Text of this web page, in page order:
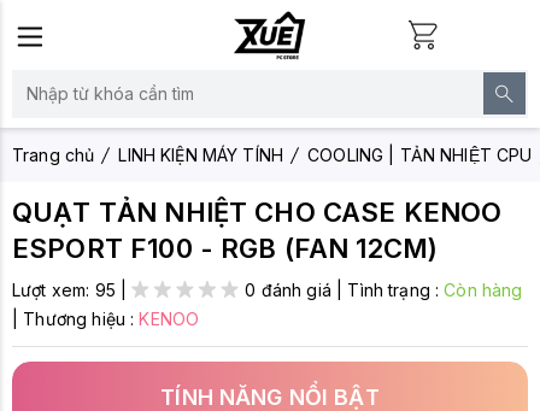
Trang chủ LINH KIỆN MÁY TÍNH COOLING | TẢN NHIỆT CPU
QUẠT TẢN NHIỆT CHO CASE KENOO
ESPORT F100 - RGB (FAN 12CM)
Lượt xem: 95 | 0 đánh giá Tình trạng :Còn hàng
Thương hiệu :KENOO
TÍNH NĂNG NỔI BẬT